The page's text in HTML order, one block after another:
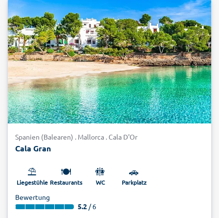
Spanien (Balearen) . Mallorca . Cala D'Or
Cala Gran
⛱️
Liegestühle
🍽️
Restaurants
🚻
WC
🚗
Parkplatz
Bewertung
5.2 / 6